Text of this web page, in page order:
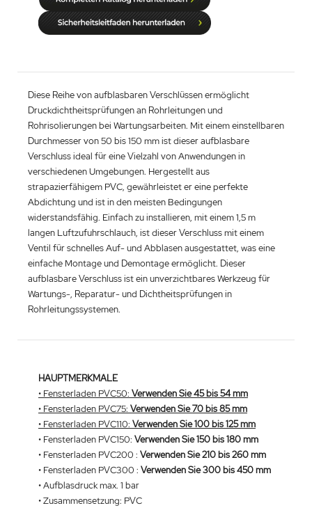
Diese Reihe von aufblasbaren Verschlüssen ermöglicht
Druckdichtheitsprüfungen an Rohrleitungen und
Rohrisolierungen bei Wartungsarbeiten. Mit einem einstellbaren
Durchmesser von 50 bis 150 mm ist dieser aufblasbare
Verschluss ideal für eine Vielzahl von Anwendungen in
verschiedenen Umgebungen. Hergestellt aus
strapazierfähigem PVC, gewährleistet er eine perfekte
Abdichtung und ist in den meisten Bedingungen
widerstandsfähig. Einfach zu installieren, mit einem 1,5 m
langen Luftzufuhrschlauch, ist dieser Verschluss mit einem
Ventil für schnelles Auf- und Abblasen ausgestattet, was eine
einfache Montage und Demontage ermöglicht. Dieser
aufblasbare Verschluss ist ein unverzichtbares Werkzeug für
Wartungs-, Reparatur- und Dichtheitsprüfungen in
Rohrleitungssystemen.
HAUPTMERKMALE
• Fensterladen PVC50: Verwenden Sie 45 bis 54 mm
• Fensterladen PVC75: Verwenden Sie 70 bis 85 mm
• Fensterladen PVC110: Verwenden Sie 100 bis 125 mm
• Fensterladen PVC150: Verwenden Sie 150 bis 180 mm
• Fensterladen PVC200 : Verwenden Sie210bis260 mm
• Fensterladen PVC300 : Verwenden Sie300bis450 mm
• Aufblasdruck max. 1 bar
• Zusammensetzung: PVC